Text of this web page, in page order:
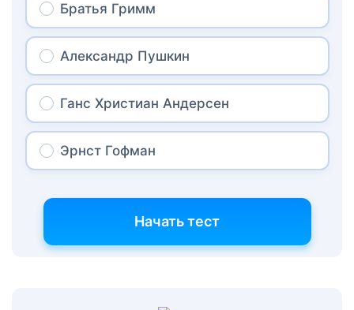
Братья Гримм
Александр Пушкин
Ганс Христиан Андерсен
Эрнст Гофман
Начать тест